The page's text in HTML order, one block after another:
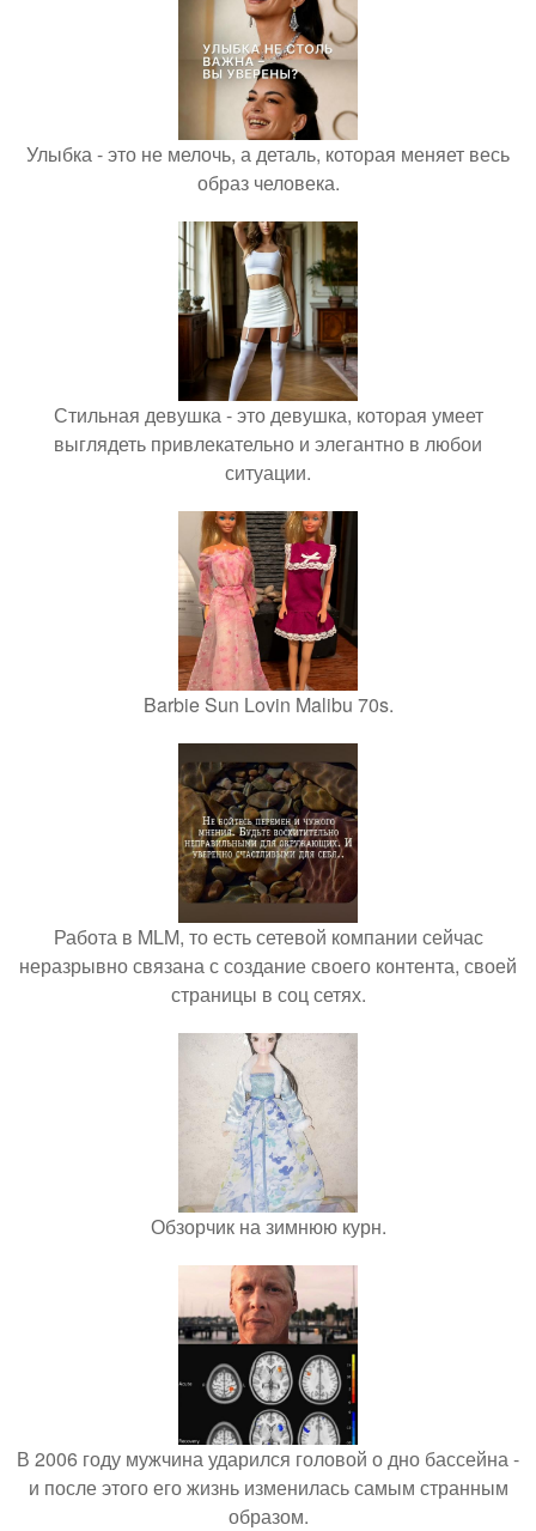
Улыбка - это не мелочь, а деталь, которая меняет весь
образ человека.
Стильная девушка - это девушка, которая умеет
выглядеть привлекательно и элегантно в любои
ситуации.
Barbie Sun Lovin Malibu 70s.
Работа в MLM, то есть сетевой компании сейчас
неразрывно связана с создание своего контента, своей
страницы в соц сетях.
Обзорчик на зимнюю курн.
В 2006 году мужчина ударился головой о дно бассейна -
и после этого его жизнь изменилась самым странным
образом.